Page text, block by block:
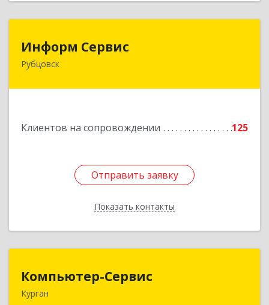
Информ Сервис
Рубцовск
Клиентов на сопровождении 125
Отправить заявку
Показать контакты
658204, Алтайский край, Рубцовск г, Алтайская
Отправить заявку
Назад
Компьютер-Сервис
Курган